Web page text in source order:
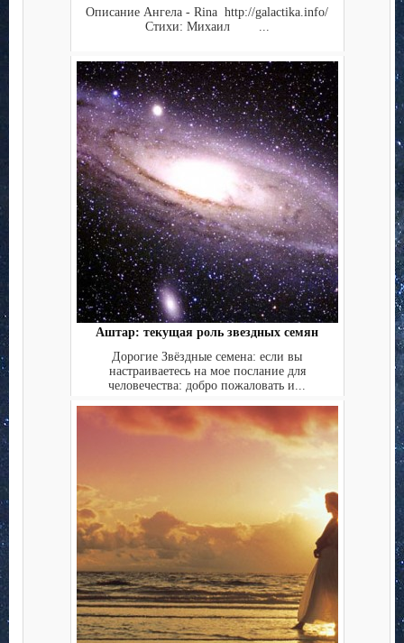
Описание Ангела - Rina http://galactika.info/
Стихи: Михаил ...
Аштар: текущая роль звездных семян
Дорогие Звёздные семена: если вы
настраиваетесь на мое послание для
человечества: добро пожаловать и...